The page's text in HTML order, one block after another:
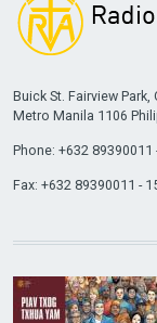
Buick St. Fairview Park,
Metro Manila 1106
Phone: +632 89390011
Fax: +632 89390011 -